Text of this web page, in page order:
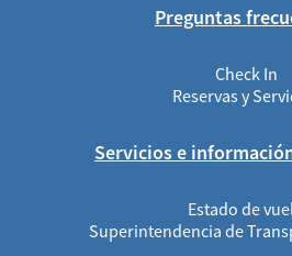
Preguntas
Check In
Reservas y
Servicios e
Estado de
Superintendencia de